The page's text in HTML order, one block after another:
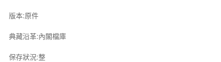
版本:原件
典藏沿革:內閣檔庫
保存狀況:整